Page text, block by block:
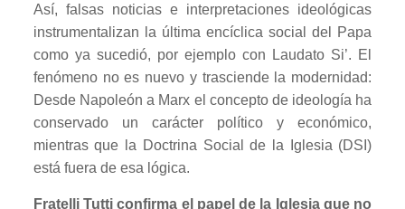
Así, falsas noticias e interpretaciones ideológicas
instrumentalizan la última encíclica social del Papa
como ya sucedió, por ejemplo con Laudato Si’. El
fenómeno no es nuevo y trasciende la modernidad:
Desde Napoleón a Marx el concepto de ideología ha
conservado un carácter político y económico,
mientras que la Doctrina Social de la Iglesia (DSI)
está fuera de esa lógica.
Fratelli Tutti confirma el papel de la Iglesia que no